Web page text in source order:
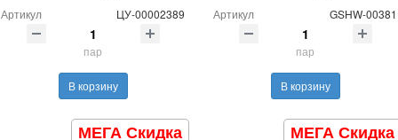
Артикул ЦУ-00002389
пар
В корзину
Артикул GSHW-00381
пар
В корзину
МЕГА Скидка МЕГА Скидка